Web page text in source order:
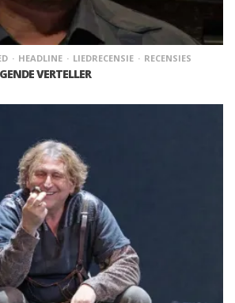
HEADLINE LIEDRECENSIE RECENSIES
VERTELLER